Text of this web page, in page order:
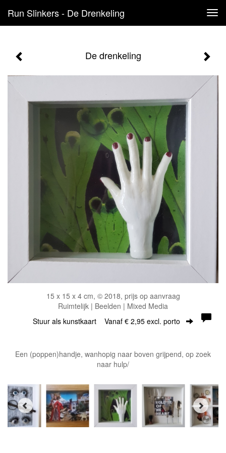
Run Slinkers - De Drenkeling
De drenkeling
15 x 15 x 4 cm, © 2018, prijs op aanvraag
Ruimtelijk | Beelden | Mixed Media
Stuur als kunstkaart Vanaf € 2,95 excl. porto
Een (poppen)handje, wanhopig naar boven grijpend, op zoek
naar hulp/